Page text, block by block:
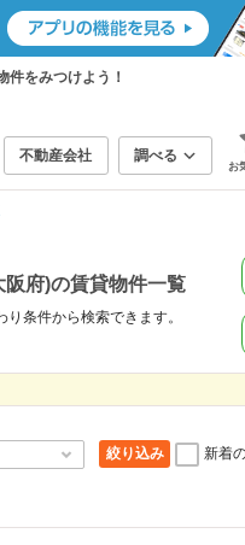
をみつけよう！
不動産会社 調べる
お
阪府)の賃貸物件一覧
条件から検索できます。
絞り込み 新着